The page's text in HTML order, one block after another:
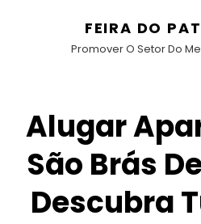
FEIRA DO
Promover O Setor Do
Alugar
São Brás
Descubra